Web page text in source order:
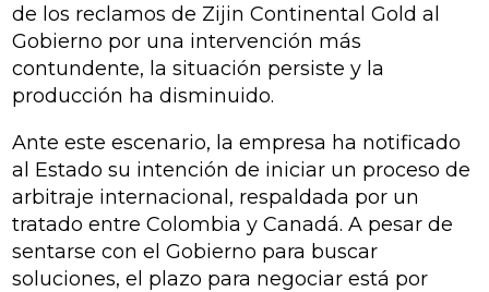
de los reclamos de Zijin Continental Gold al
Gobierno por una intervención más
contundente, la situación persiste y la
producción ha disminuido.
Ante este escenario, la empresa ha notificado
al Estado su intención de iniciar un proceso de
arbitraje internacional, respaldada por un
tratado entre Colombia y Canadá. A pesar de
sentarse con el Gobierno para buscar
soluciones, el plazo para negociar está por